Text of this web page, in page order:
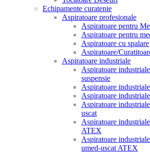
Echipamente curatenie
Aspiratoare profesionale
Aspiratoare pentru
Aspiratoare pentru
Aspiratoare cu spalare
Aspiratoare/
Aspiratoare industriale
Aspiratoare
suspensie
Aspiratoare
Aspiratoare
Aspiratoare
uscat
Aspiratoare
ATEX
Aspiratoare
umed-uscat ATEX